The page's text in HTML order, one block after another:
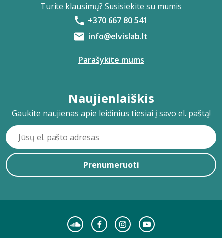
Turite klausimų? Susisiekite su mumis
+370 667 80 541
info@elvislab.lt
Parašykite mums
Naujienlaiškis
Gaukite naujienas apie leidinius tiesiai į savo el. paštą!
Prenumeruoti